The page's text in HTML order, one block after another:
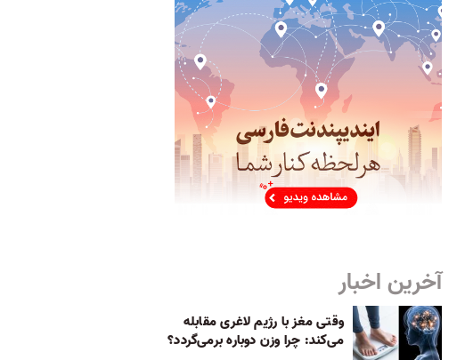
آخرین اخبار
وقتی مغز با رژیم لاغری مقابله
می‌کند: چرا وزن دوباره برمی‌گردد؟